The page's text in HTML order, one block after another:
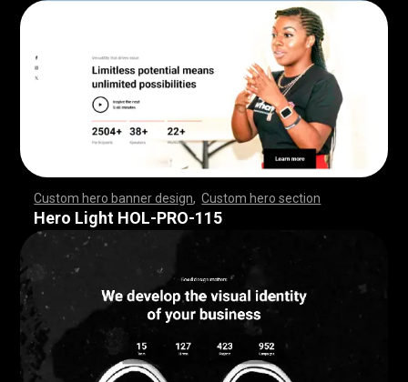
Custom hero banner design ,Custom hero section
,,,,,,,,,,,,,,,,,,,,,,,,,,,,,, ,,,,,,,,,,,,,,,,,,,,,,,
,,,,,,,,,,,,,,,,,,,,,,,,,,,,,, ,,,,,,,,,,,,,,,,,,,,,,
Hero Light HOL-PRO-115